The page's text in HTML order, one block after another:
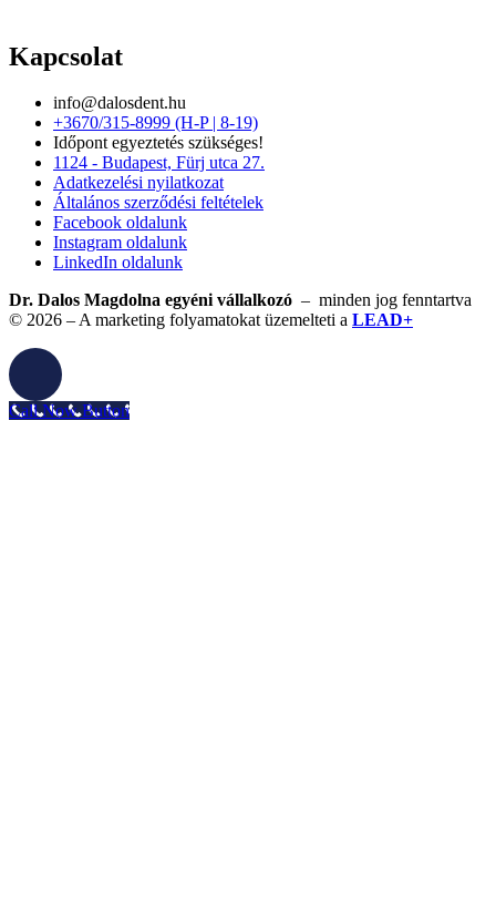
Kapcsolat
info@dalosdent.hu
+3670/315-8999 (H-P | 8-19)
Időpont egyeztetés szükséges!
1124 - Budapest, Fürj utca 27.
Adatkezelési nyilatkozat
Általános szerződési feltételek
Facebook oldalunk
Instagram oldalunk
LinkedIn oldalunk
Dr. Dalos Magdolna egyéni vállalkozó – minden jog fenntartva
© 2026 – A marketing folyamatokat üzemelteti a LEAD+
Call Now Button